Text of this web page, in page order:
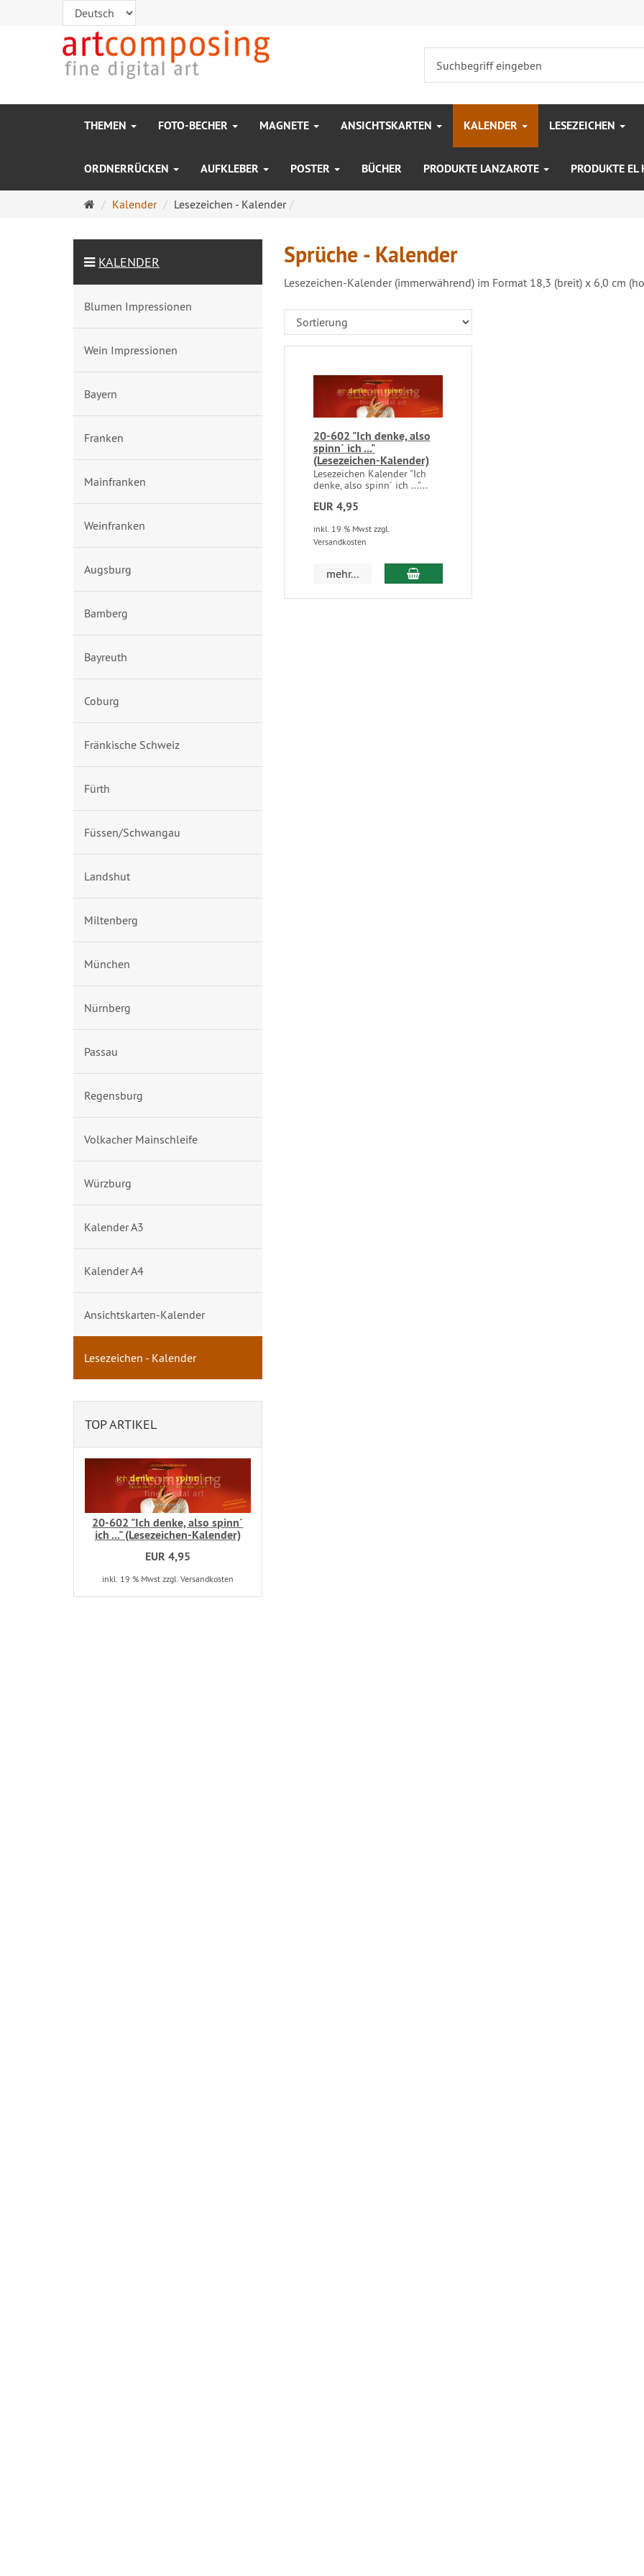
THEMEN FOTO-BECHER MAGNETE ANSICHTSKARTEN KALENDER LESEZEICHEN
ORDNERRÜCKEN AUFKLEBER POSTER BÜCHER PRODUKTE LANZAROTE PRODUKTE EL
Startseite
Kalender Lesezeichen - Kalender
Sprüche - Kalender
Lesezeichen-Kalender (immerwährend) im Format 18,3 (breit) x 6,0 cm
20-602 "Ich denke, also
spinn´ ich ..."
(Lesezeichen-Kalender)
Lesezeichen Kalender "Ich
denke, also spinn´ ich ..."...
EUR 4,95
inkl. 19 % Mwst zzgl.
Versandkosten
mehr...
KALENDER
Blumen Impressionen
Wein Impressionen
Bayern
Franken
Mainfranken
Weinfranken
Augsburg
Bamberg
Bayreuth
Coburg
Fränkische Schweiz
Fürth
Füssen/Schwangau
Landshut
Miltenberg
München
Nürnberg
Passau
Regensburg
Volkacher Mainschleife
Würzburg
Kalender A3
Kalender A4
Ansichtskarten-Kalender
Lesezeichen - Kalender
TOP ARTIKEL
20-602 "Ich denke, also spinn´
ich ..." (Lesezeichen-Kalender)
EUR 4,95
inkl. 19 % Mwst zzgl. Versandkosten